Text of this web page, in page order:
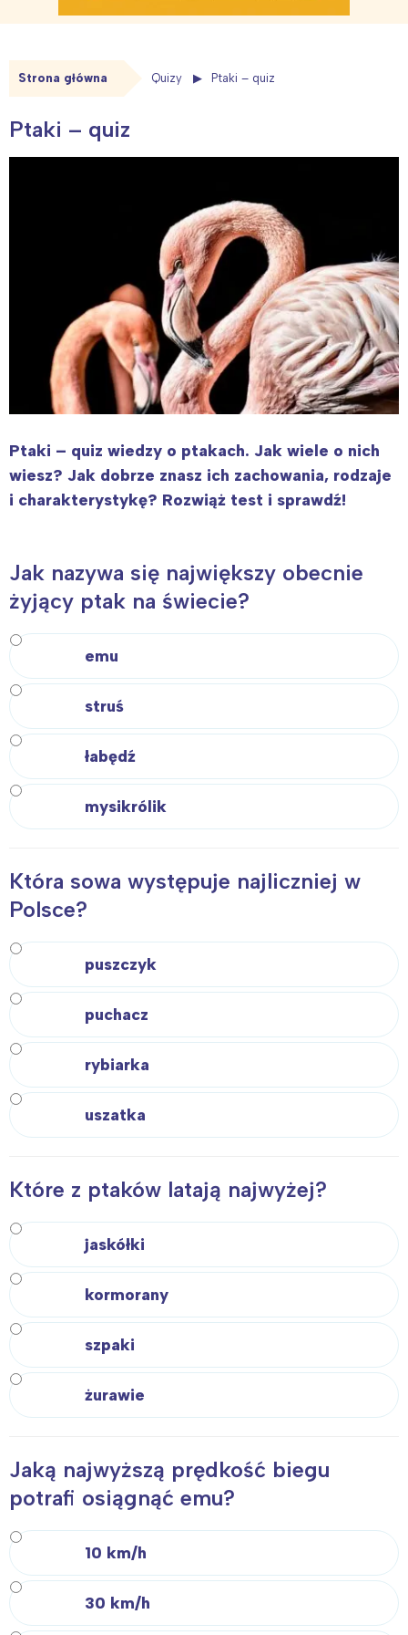
Strona główna Quizy Ptaki – quiz
Ptaki – quiz
Ptaki – quiz wiedzy o ptakach. Jak wiele o nich
wiesz? Jak dobrze znasz ich zachowania, rodzaje
i charakterystykę? Rozwiąż test i sprawdź!
Jak nazywa się największy obecnie
żyjący ptak na świecie?
emu
struś
łabędź
mysikrólik
Która sowa występuje najliczniej w
Polsce?
puszczyk
puchacz
rybiarka
uszatka
Które z ptaków latają najwyżej?
jaskółki
kormorany
szpaki
żurawie
Jaką najwyższą prędkość biegu
potrafi osiągnąć emu?
10 km/h
30 km/h